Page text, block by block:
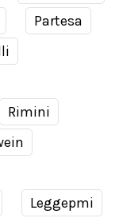
Partesa
Rimini
Leggepmi